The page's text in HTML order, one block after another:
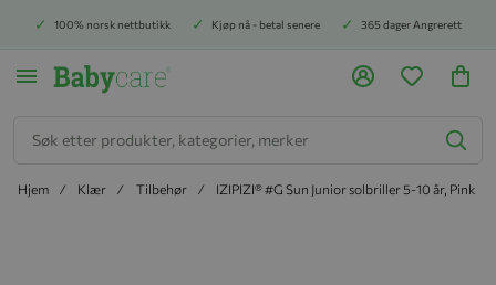
100% norsk nettbutikk Kjøp nå - betal senere 365 dager Angrerett
Hjem Klær Tilbehør IZIPIZI® #G Sun Junior solbriller 5-10 år, Pink